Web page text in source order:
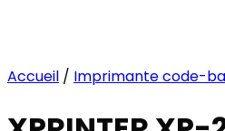
Accueil / Imprimante code-